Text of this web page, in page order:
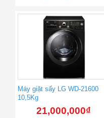
Máy giặt sấy LG WD-21600
10,5Kg
21,000,000₫